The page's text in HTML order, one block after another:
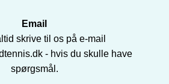
Email
skrive til os på e-mail
- hvis du skulle have
spørgsmål.